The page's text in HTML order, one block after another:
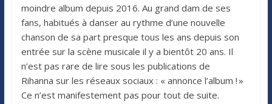
moindre album depuis 2016. Au grand dam de ses
fans, habitués à danser au rythme d’une nouvelle
chanson de sa part presque tous les ans depuis son
entrée sur la scène musicale il y a bientôt 20 ans. Il
n’est pas rare de lire sous les publications de
Rihanna sur les réseaux sociaux : « annonce l’album ! »
Ce n’est manifestement pas pour tout de suite.